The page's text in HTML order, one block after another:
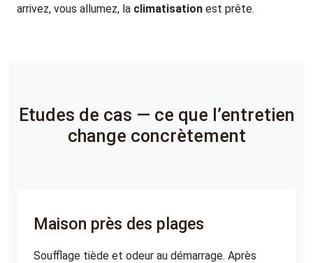
arrivez, vous allumez, la climatisation est prête.
Etudes de cas — ce que l’entretien
change concrètement
Maison près des plages
Soufflage tiède et odeur au démarrage. Après